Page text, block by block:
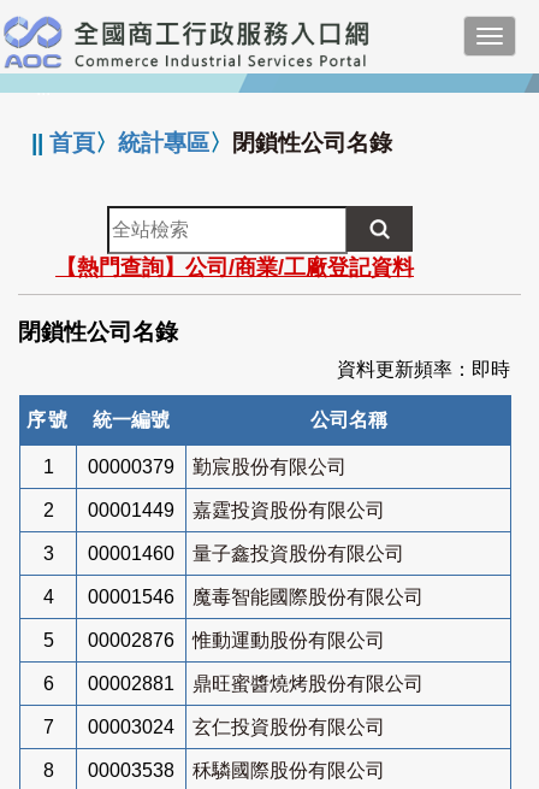
跳
到
主
要
:::
||首頁〉統計專區〉 閉鎖性公司名錄
全
站
檢
索
【熱門查詢】公司/商業/工廠登記資料
閉鎖性公司名錄
資料更新頻率：即時
序號 統一編號 公司名稱
1 00000379 勤宸股份有限公司
2 00001449 嘉霆投資股份有限公司
3 00001460 量子鑫投資股份有限公司
4 00001546 魔毒智能國際股份有限公司
5 00002876 惟動運動股份有限公司
6 00002881 鼎旺蜜醬燒烤股份有限公司
7 00003024 玄仁投資股份有限公司
8 00003538 秝驎國際股份有限公司